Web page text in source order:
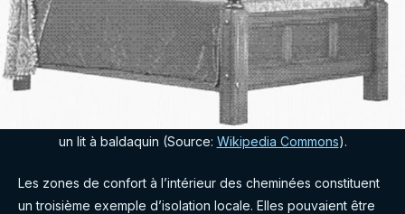
un lit à baldaquin (Source: Wikipedia Commons).
Les zones de confort à l’intérieur des cheminées constituent
un troisième exemple d’isolation locale. Elles pouvaient être